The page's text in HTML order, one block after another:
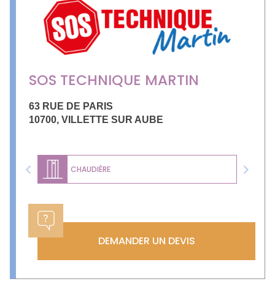
SOS TECHNIQUE MARTIN
63 RUE DE PARIS
10700, VILLETTE SUR AUBE
CHAUDIÈRE
Previous Next
DEMANDER UN DEVIS